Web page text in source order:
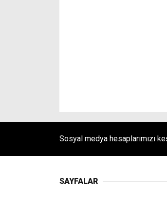
Sosyal medya hesaplarımızı
SAYFALAR